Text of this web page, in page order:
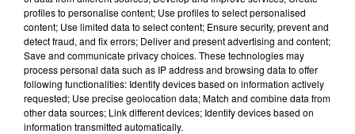
Citypark, mur anti-bruit,
falaise… quels projets pour
Velars-sur-Ouche ?
profiles to personalise content; Use profiles to select personalised
content; Use limited data to select content; Ensure security, prevent and
detect fraud, and fix errors; Deliver and present advertising and content;
Save and communicate privacy choices. These technologies may
process personal data such as IP address and browsing data to offer
following functionalities: Identify devices based on information actively
requested; Use precise geolocation data; Match and combine data from
other data sources; Link different devices; Identify devices based on
information transmitted automatically.